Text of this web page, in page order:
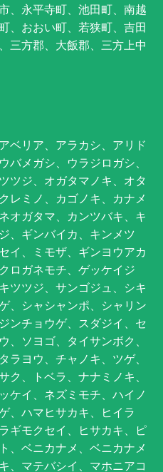
、永平寺町、池田町、南越
、おおい町、若狭町、吉田
三方郡、大飯郡、三方上中
ベリア、アラカシ、アリド
バメガシ、ウラジロガシ、
ツジ、オガタマノキ、オタ
レミノ、カゴノキ、カナメ
オガタマ、カンツバキ、キ
、ギンバイカ、キンメツ
イ、ミモザ、ギンヨウアカ
ロガネモチ、ゲッケイジ
ツツジ、サンゴジュ、シキ
、シャシャンポ、シャリン
ンチョウゲ、スダジイ、セ
、ソヨゴ、タイサンボク、
ラヨウ、チャノキ、ツゲ、
ク、トベラ、ナナミノキ、
ケイ、ネズミモチ、ハイノ
、ハマヒサカキ、ヒイラ
ギモクセイ、ヒサカキ、ピ
、ベニカナメ、ベニカナメ
、マテバシイ、マホニアコ